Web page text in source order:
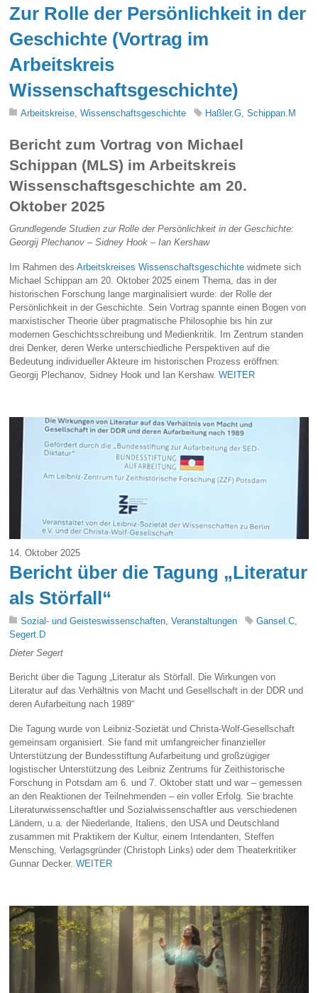
Zur Rolle der Persönlichkeit in der
Geschichte (Vortrag im
Arbeitskreis
Wissenschaftsgeschichte)
Arbeitskreise ,Wissenschaftsgeschichte Haßler.G ,Schippan.M
Bericht zum Vortrag von Michael
Schippan (MLS) im Arbeitskreis
Wissenschaftsgeschichte am 20.
Oktober 2025
Grundlegende Studien zur Rolle der Persönlichkeit in der Geschichte:
Georgij Plechanov – Sidney Hook – Ian Kershaw
Im Rahmen desArbeitskreises Wissenschaftsgeschichte widmete sich
Michael Schippan am 20. Oktober 2025 einem Thema, das in der
historischen Forschung lange marginalisiert wurde: der Rolle der
Persönlichkeit in der Geschichte. Sein Vortrag spannte einen Bogen von
marxistischer Theorie über pragmatische Philosophie bis hin zur
modernen Geschichtsschreibung und Medienkritik. Im Zentrum standen
drei Denker, deren Werke unterschiedliche Perspektiven auf die
Bedeutung individueller Akteure im historischen Prozess eröffnen:
Georgij Plechanov, Sidney Hook und Ian Kershaw.WEITER
14. Oktober 2025
Bericht über die Tagung „Literatur
als Störfall“
Sozial- und Geisteswissenschaften ,Veranstaltungen Gansel.C
Segert.D
Dieter Segert
Bericht über die Tagung „Literatur als Störfall. Die Wirkungen von
Literatur auf das Verhältnis von Macht und Gesellschaft in der DDR und
deren Aufarbeitung nach 1989“
Die Tagung wurde von Leibniz-Sozietät und Christa-Wolf-Gesellschaft
gemeinsam organisiert. Sie fand mit umfangreicher finanzieller
Unterstützung der Bundesstiftung Aufarbeitung und großzügiger
logistischer Unterstützung des Leibniz Zentrums für Zeithistorische
Forschung in Potsdam am 6. und 7. Oktober statt und war – gemessen
an den Reaktionen der Teilnehmenden – ein voller Erfolg. Sie brachte
Literaturwissenschaftler und Sozialwissenschaftler aus verschiedenen
Ländern, u.a. der Niederlande, Italiens, den USA und Deutschland
zusammen mit Praktikern der Kultur, einem Intendanten, Steffen
Mensching, Verlagsgründer (Christoph Links) oder dem Theaterkritiker
Gunnar Decker.WEITER